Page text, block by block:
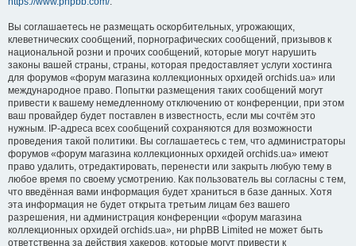
Вы соглашаетесь не размещать оскорбительных, угрожающих,
клеветнических сообщений, порнографических сообщений, призывов к
национальной розни и прочих сообщений, которые могут нарушить
законы вашей страны, страны, которая предоставляет услуги хостинга
для форумов «форум магазина коллекционных орхидей orchids.ua» или
международное право. Попытки размещения таких сообщений могут
привести к вашему немедленному отключению от конференции, при этом
ваш провайдер будет поставлен в известность, если мы сочтём это
нужным. IP-адреса всех сообщений сохраняются для возможности
проведения такой политики. Вы соглашаетесь с тем, что администраторы
форумов «форум магазина коллекционных орхидей orchids.ua» имеют
право удалить, отредактировать, перенести или закрыть любую тему в
любое время по своему усмотрению. Как пользователь вы согласны с тем,
что введённая вами информация будет храниться в базе данных. Хотя
эта информация не будет открыта третьим лицам без вашего
разрешения, ни администрация конференции «форум магазина
коллекционных орхидей orchids.ua», ни phpBB Limited не может быть
ответственна за действия хакеров, которые могут привести к